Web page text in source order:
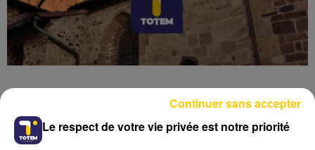
Le respect de votre vie privée est notre priorité
Continuer sans accepter